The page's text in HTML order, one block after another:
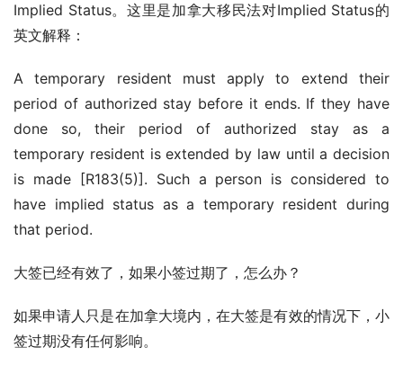
Implied Status。这里是加拿大移民法对Implied Status的
英文解释：
A temporary resident must apply to extend their
period of authorized stay before it ends. If they have
done so, their period of authorized stay as a
temporary resident is extended by law until a decision
is made [R183(5)]. Such a person is considered to
have implied status as a temporary resident during
that period.
大签已经有效了，如果小签过期了，怎么办？
如果申请人只是在加拿大境内，在大签是有效的情况下，小
签过期没有任何影响。